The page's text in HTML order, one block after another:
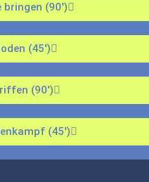
bringen (90')
(45')
(90')
(45')